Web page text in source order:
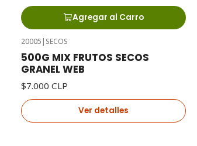
Agregar al Carro
20005 | SECOS
500G MIX FRUTOS SECOS
GRANEL WEB
$7.000 CLP
Ver detalles